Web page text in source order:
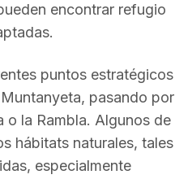
encontrar refugio
puntos estratégicos
pasando por
o la Rambla. Algunos de
hábitats naturales, tales
especialmente